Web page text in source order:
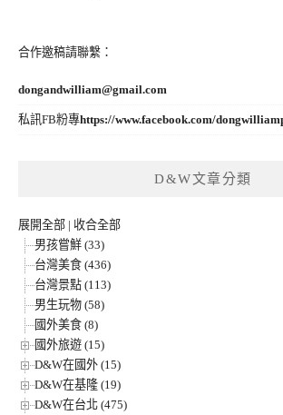
合作邀稿請聯繫：
dongandwilliam@gmail.com
私訊FB粉專https://www.facebook.com/
D&W文章分類
展開全部 | 收合全部
男孩嘗鮮 (33)
台灣美食 (436)
台灣景點 (113)
男生玩物 (58)
國外美食 (8)
國外旅遊 (15)
D&W在國外 (15)
D&W在基隆 (19)
D&W在台北 (475)